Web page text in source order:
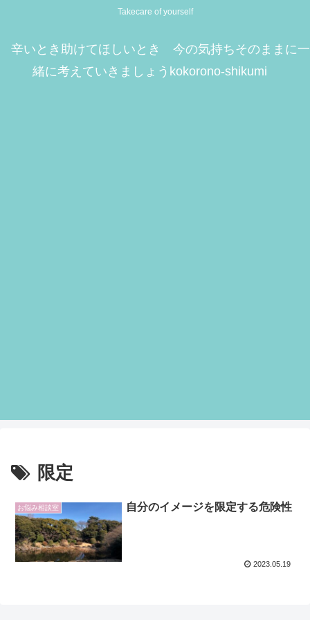
Takecare of yourself
辛いとき助けてほしいとき 今の気持ちそのままに一
緒に考えていきましょうkokorono-shikumi
限定
お悩み相談室 自分のイメージを限定する危険性
2023.05.19